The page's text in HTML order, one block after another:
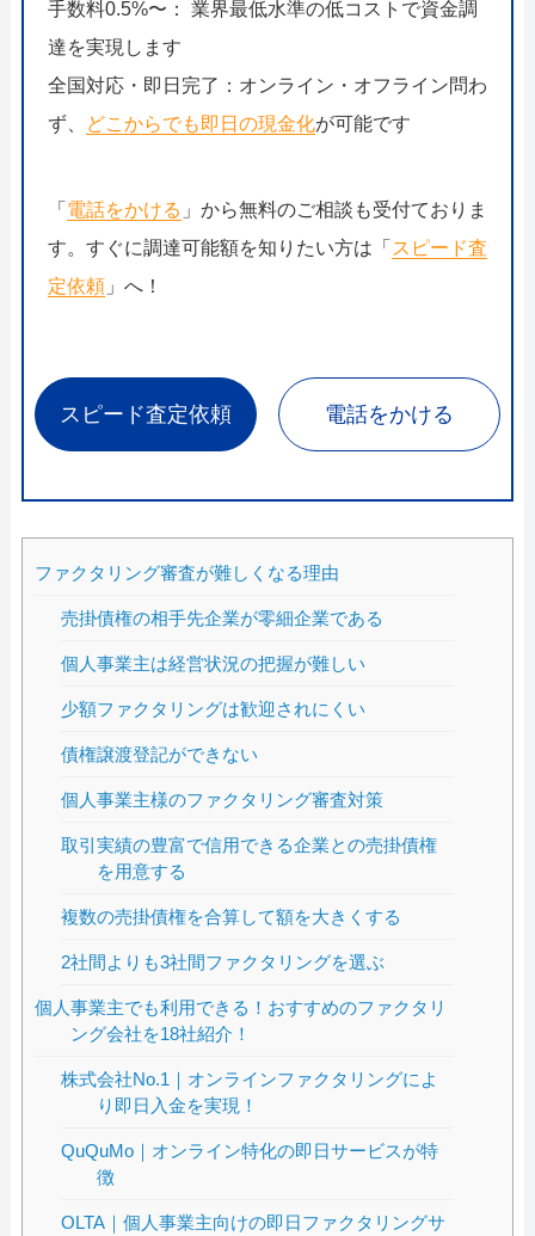
手数料0.5%〜： 業界最低水準の低コストで資金調
達を実現します
全国対応・即日完了：オンライン・オフライン問わ
ず、
どこからでも即日の現金化が可能です
「 電話をかける 」から無料のご相談も受付ておりま
す。すぐに調達可能額を知りたい方は「 スピード査
定依頼」へ！
スピード査定依頼 電話をかける
ファクタリング審査が難しくなる理由
売掛債権の相手先企業が零細企業である
個人事業主は経営状況の把握が難しい
少額ファクタリングは歓迎されにくい
債権譲渡登記ができない
個人事業主様のファクタリング審査対策
取引実績の豊富で信用できる企業との売掛債権
を用意する
複数の売掛債権を合算して額を大きくする
2社間よりも3社間ファクタリングを選ぶ
個人事業主でも利用できる！おすすめのファクタリ
ング会社を18社紹介！
株式会社No.1｜オンラインファクタリングによ
り即日入金を実現！
QuQuMo｜オンライン特化の即日サービスが特
徴
OLTA｜個人事業主向けの即日ファクタリングサ